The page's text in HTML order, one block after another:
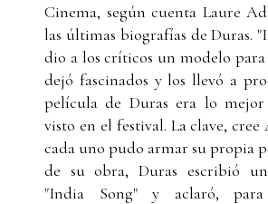
Cinema, según cuenta Laure
las últimas biografías de Duras.
dio a los críticos un modelo
dejó fascinados y los llevó a
película de Duras era lo
visto en el festival. La clave,
cada uno pudo armar su propia
de su obra, Duras escribió
"India Song" y aclaró, para